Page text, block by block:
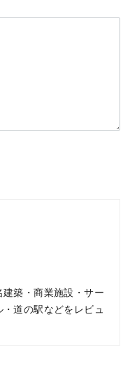
築・商業施設・サー
道の駅などをレビュ